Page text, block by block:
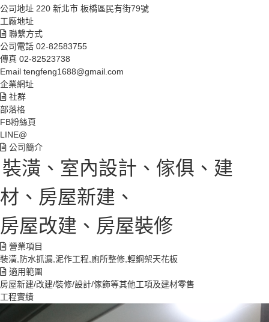
公司地址 220 新北市 板橋區民有街79號
工廠地址
聯繫方式
公司電話 02-82583755
傳真 02-82523738
Email tengfeng1688@gmail.com
企業網址
社群
部落格
FB粉絲頁
LINE@
公司簡介
裝潢、室內設計、傢俱、建
材、房屋新建、
房屋改建、房屋裝修
營業項目
裝潢,防水抓漏,泥作工程,廁所整修,輕鋼架天花板
適用範圍
房屋新建/改建/裝修/設計/傢飾等其他工項及建材零售
工程實績